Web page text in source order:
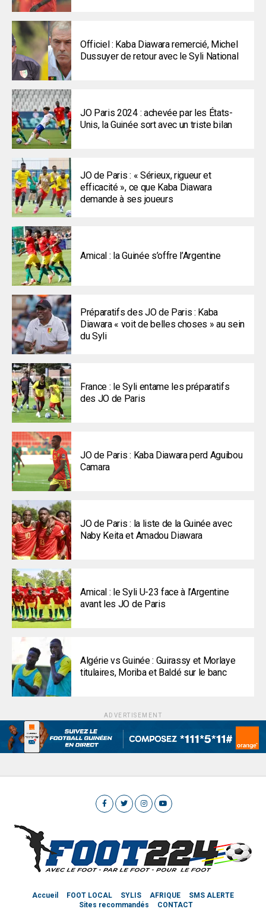
Officiel : Kaba Diawara remercié, Michel
Dussuyer de retour avec le Syli National
JO Paris 2024 : achevée par les États-
Unis, la Guinée sort avec un triste bilan
JO de Paris : « Sérieux, rigueur et
efficacité », ce que Kaba Diawara
demande à ses joueurs
Amical : la Guinée s’offre l’Argentine
Préparatifs des JO de Paris : Kaba
Diawara « voit de belles choses » au sein
du Syli
France : le Syli entame les préparatifs
des JO de Paris
JO de Paris : Kaba Diawara perd Aguibou
Camara
JO de Paris : la liste de la Guinée avec
Naby Keita et Amadou Diawara
Amical : le Syli U-23 face à l’Argentine
avant les JO de Paris
Algérie vs Guinée : Guirassy et Morlaye
titulaires, Moriba et Baldé sur le banc
ADVERTISEMENT
Accueil FOOT LOCAL SYLIS AFRIQUE
SMS ALERTE
Sites recommandés
CONTACT